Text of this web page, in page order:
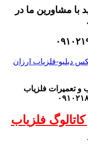
با مشاورین ما در
و تعمیرات فلزیاب
فلزیاب